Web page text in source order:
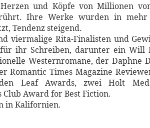
Herzen und Köpfe von Millionen
Ihre Werke wurden in mehr
Tendenz steigend.
viermalige Rita-Finalisten und
für ihr Schreiben, darunter ein Will
Westernromane, der Daphne
Romantic Times Magazine
Leaf Awards, zwei Holt
Club Award for Best Fiction.
in Kalifornien.